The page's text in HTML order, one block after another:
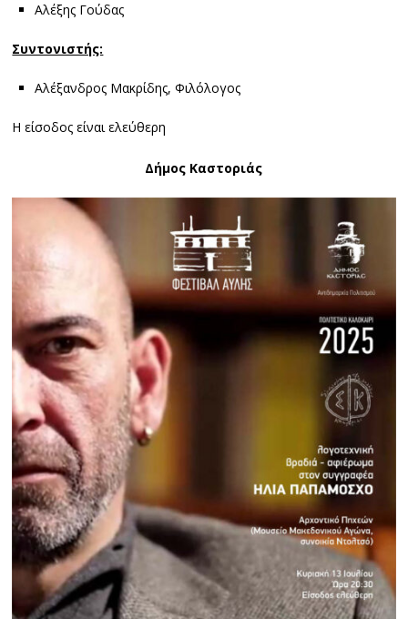
Αλέξης Γούδας
Συντονιστής:
Αλέξανδρος Μακρίδης, Φιλόλογος
Η είσοδος είναι ελεύθερη
Δήμος Καστοριάς